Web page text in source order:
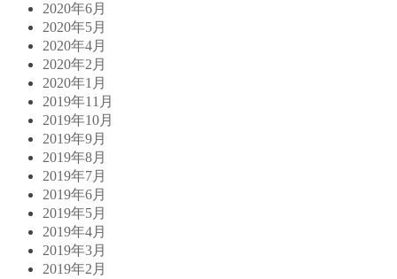
2020年6月
2020年5月
2020年4月
2020年2月
2020年1月
2019年11月
2019年10月
2019年9月
2019年8月
2019年7月
2019年6月
2019年5月
2019年4月
2019年3月
2019年2月